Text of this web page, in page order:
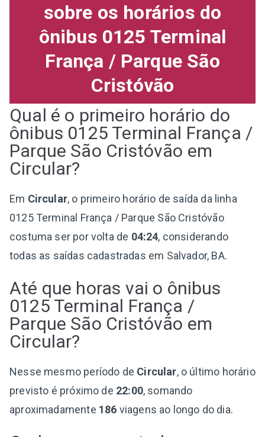
sobre os horários do
ônibus 0125 Terminal
França / Parque São
Cristóvão
Qual é o primeiro horário do
ônibus 0125 Terminal França /
Parque São Cristóvão em
Circular?
Em Circular, o primeiro horário de saída da linha
0125 Terminal França / Parque São Cristóvão
costuma ser por volta de 04:24, considerando
todas as saídas cadastradas em Salvador, BA.
Até que horas vai o ônibus
0125 Terminal França /
Parque São Cristóvão em
Circular?
Nesse mesmo período de Circular, o último horário
previsto é próximo de 22:00, somando
aproximadamente 186 viagens ao longo do dia.